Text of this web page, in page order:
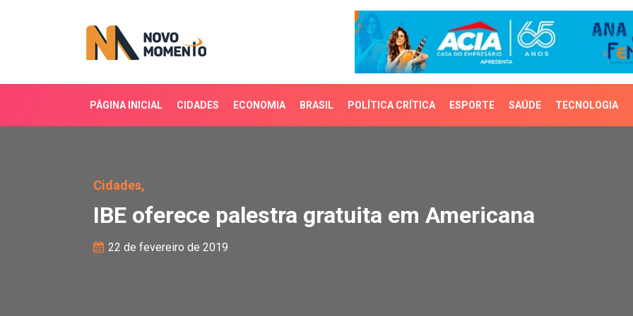
PÁGINA INICIAL CIDADES ECONOMIA BRASIL POLÍTICA CRÍTICA ESPORTE SAÚDE TECNOLOGIA
Cidades,
IBE oferece palestra gratuita em Americana
22 de fevereiro de 2019